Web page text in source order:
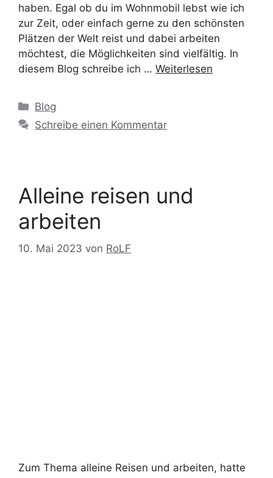
haben. Egal ob du im Wohnmobil lebst wie ich
zur Zeit, oder einfach gerne zu den schönsten
Plätzen der Welt reist und dabei arbeiten
möchtest, die Möglichkeiten sind vielfältig. In
diesem Blog schreibe ich … Weiterlesen
Blog
Schreibe einen Kommentar
Alleine reisen und
arbeiten
10. Mai 2023 von RoLF
Zum Thema alleine Reisen und arbeiten, hatte